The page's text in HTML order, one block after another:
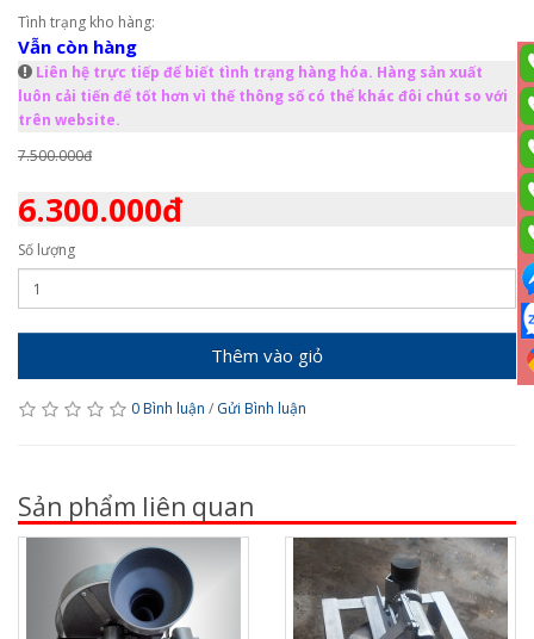
Tình trạng kho hàng:
Vẫn còn hàng
Liên hệ trực tiếp để biết tình trạng hàng hóa. Hàng sản xuất
luôn cải tiến để tốt hơn vì thế thông số có thể khác đôi chút so với
trên website.
7.500.000đ
6.300.000đ
Số lượng
Thêm vào giỏ
0 Bình luận / Gửi Bình luận
Sản phẩm liên quan